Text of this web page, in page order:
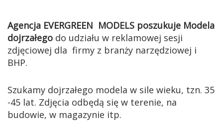
Agencja EVERGREEN MODELS poszukuje Modela
dojrzałego do udziału w reklamowej sesji
zdjęciowej dla firmy z branży narzędziowej i
BHP.
Szukamy dojrzałego modela w sile wieku, tzn. 35
-45 lat. Zdjęcia odbędą się w terenie, na
budowie, w magazynie itp.